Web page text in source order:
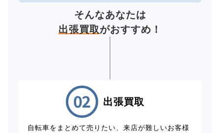
そんなあなたは
出張買取がおすすめ！
出張買取
自転車をまとめて売りたい、来店が難しいお客様